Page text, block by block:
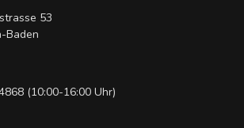
53
Baden
(10:00-16:00 Uhr)